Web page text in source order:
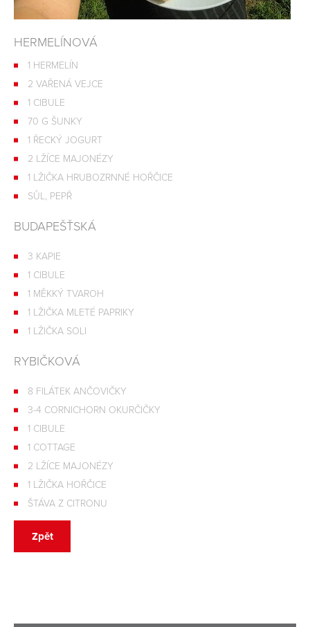
HERMELÍNOVÁ
1 HERMELÍN
2 VAŘENÁ VEJCE
1 CIBULE
70 G ŠUNKY
1 ŘECKÝ JOGURT
2 LŽÍCE MAJONÉZY
1 LŽIČKA HRUBOZRNNÉ HOŘČICE
SŮL, PEPŘ
BUDAPEŠŤSKÁ
3 KAPIE
1 CIBULE
1 MĚKKÝ TVAROH
1 LŽIČKA MLETÉ PAPRIKY
1 LŽIČKA SOLI
RYBIČKOVÁ
8 FILÁTEK ANČOVIČKY
3-4 CORNICHORN OKURČIČKY
1 CIBULE
1 COTTAGE
2 LŽÍCE MAJONÉZY
1 LŽIČKA HOŘČICE
ŠTÁVA Z CITRONU
Zpět